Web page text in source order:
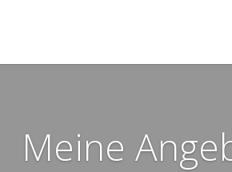
Meine